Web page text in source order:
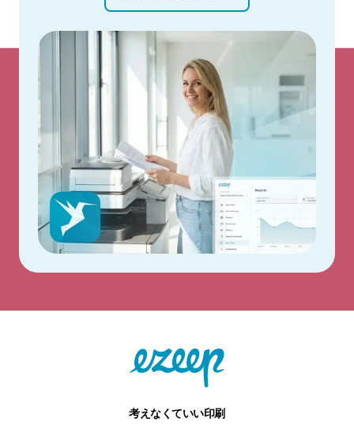
考えなくていい印刷